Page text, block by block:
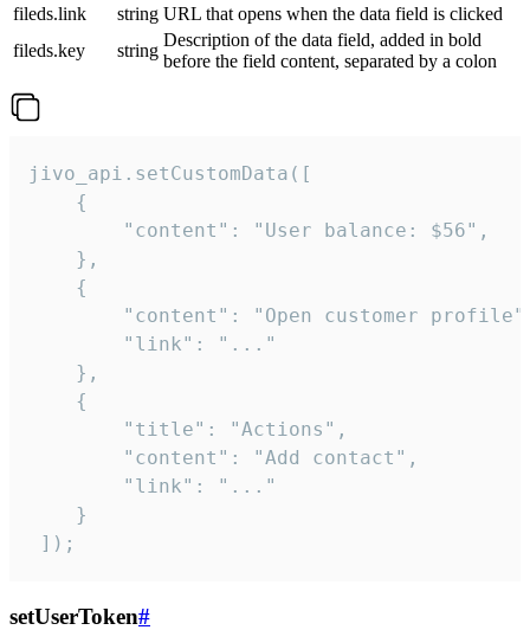
fileds.link
string URL that opens when the data field is clicked
fileds.key
string
Description of the data field, added in bold
before the field content, separated by a colon
jivo_api.setCustomData([
    {
        "content": "User balance: $56",
    },
    {
"content": "Open customer
        "link": "..."
    },
    {
        "title": "Actions",
        "content": "Add contact",
        "link": "..."
    }
]);
setUserToken#